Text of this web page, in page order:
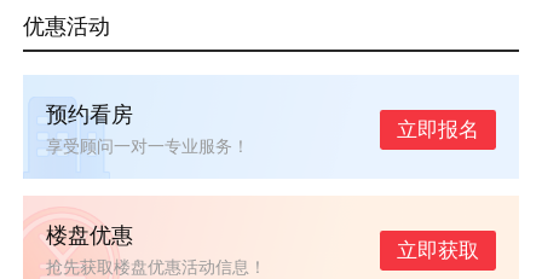
优惠活动
预约看房
享受顾问一对一专业服务！
立即报名
楼盘优惠
抢先获取楼盘优惠活动信息！
立即获取